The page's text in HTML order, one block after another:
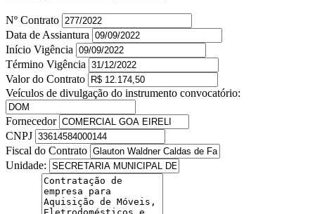
Nº Contrato
Data de Assiantura
Início Vigência
Término Vigência
Valor do Contrato
Veículos de divulgação do instrumento convocatório:
Fornecedor
CNPJ
Fiscal do Contrato
Unidade: